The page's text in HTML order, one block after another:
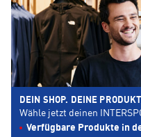
DEIN SHOP. DEINE
Wähle jetzt deinen
Verfügbare Produkte in